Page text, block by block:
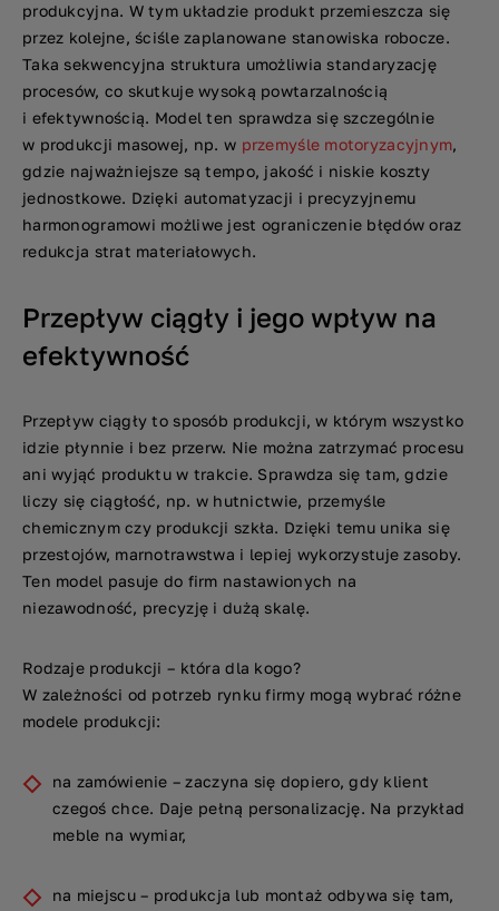
produkcyjna. W tym układzie produkt przemieszcza się
przez kolejne, ściśle zaplanowane stanowiska robocze.
Taka sekwencyjna struktura umożliwia standaryzację
procesów, co skutkuje wysoką powtarzalnością
i efektywnością. Model ten sprawdza się szczególnie
w produkcji masowej, np. w przemyśle motoryzacyjnym,
gdzie najważniejsze są tempo, jakość i niskie koszty
jednostkowe. Dzięki automatyzacji i precyzyjnemu
harmonogramowi możliwe jest ograniczenie błędów oraz
redukcja strat materiałowych.
Przepływ ciągły i jego wpływ na
efektywność
Przepływ ciągły to sposób produkcji, w którym wszystko
idzie płynnie i bez przerw. Nie można zatrzymać procesu
ani wyjąć produktu w trakcie. Sprawdza się tam, gdzie
liczy się ciągłość, np. w hutnictwie, przemyśle
chemicznym czy produkcji szkła. Dzięki temu unika się
przestojów, marnotrawstwa i lepiej wykorzystuje zasoby.
Ten model pasuje do firm nastawionych na
niezawodność, precyzję i dużą skalę.
Rodzaje produkcji – która dla kogo?
W zależności od potrzeb rynku firmy mogą wybrać różne
modele produkcji:
na zamówienie – zaczyna się dopiero, gdy klient
czegoś chce. Daje pełną personalizację. Na przykład
meble na wymiar,
na miejscu – produkcja lub montaż odbywa się tam,